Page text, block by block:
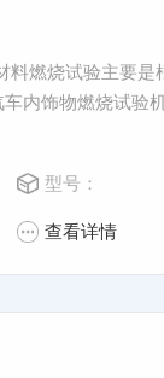
燃烧试验主要是
内饰物燃烧试验
型号：
查看详情